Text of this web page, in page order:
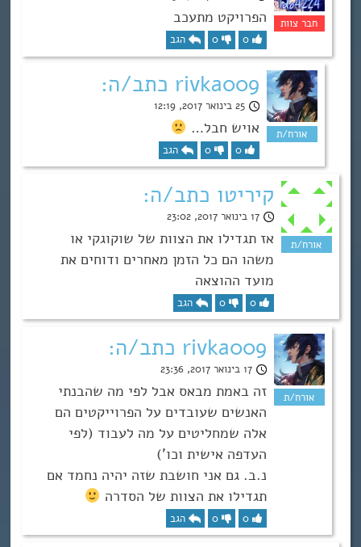
הפרויקט מתעכב
0
0 הגב
rivka009 כתב/ה:
25 בינואר 2017, 12:19
אויש חבל…
0
0 הגב
קיריטו כתב/ה:
17 בינואר 2017, 23:02
אז תגדילו את הצוות של שוקוגקי או
משהו הם כל הזמן מאחרים ודוחים את
מועד ההוצאה
0
0 הגב
rivka009 כתב/ה:
17 בינואר 2017, 23:36
זה באמת מבאס אבל לפי מה שהבנתי
האנשים שעובדים על הפרוייקטים הם
אלה שמחליטים על מה לעבוד (לפי
העדפה אישית וכו’)
נ.ב. גם אני חושבת שזה יהיה נחמד אם
תגדילו את הצוות של הסדרה
0
0 הגב